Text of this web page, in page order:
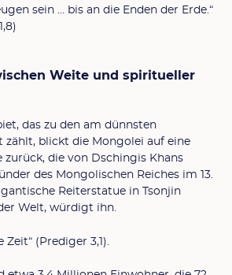
sein … bis an die Enden der Erde.“
Weite und spiritueller
das zu den am dünnsten
zählt, blickt die Mongolei auf eine
zurück, die von Dschingis Khans
des Mongolischen Reiches im 13.
Reiterstatue in Tsonjin
Welt, würdigt ihn.
Zeit“ (Prediger 3,1).